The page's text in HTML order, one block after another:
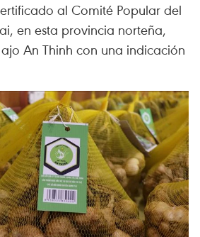
al Comité Popular del
en esta provincia norteña,
An Thinh con una indicación